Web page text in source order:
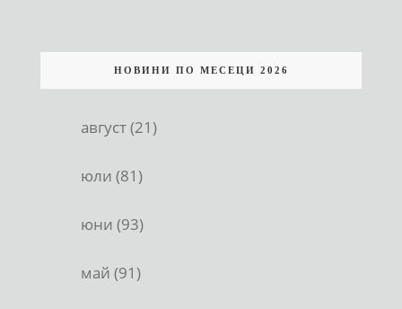
НОВИНИ ПО МЕСЕЦИ 2026
август (21)
юли (81)
юни (93)
май (91)